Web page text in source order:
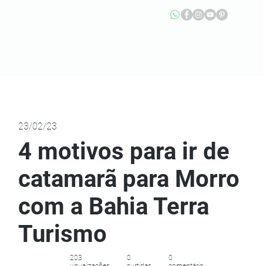
203
0
0
4 motivos para ir de
catamarã para Morro
com a Bahia Terra
Turismo
23/02/23